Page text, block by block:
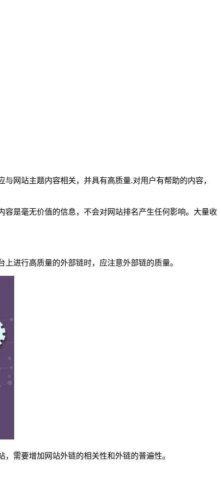
网站主题内容相关，并具有高质量.对用户有帮助的内容，
是毫无价值的信息，不会对网站排名产生任何影响。大量收
进行高质量的外部链时，应注意外部链的质量。
需要增加网站外链的相关性和外链的普遍性。